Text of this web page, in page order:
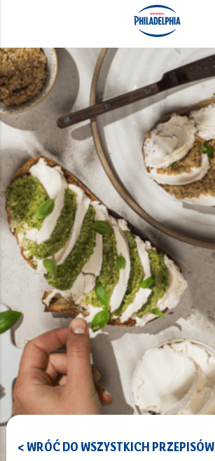
< WRÓĆ DO WSZYSTKICH PRZEPISÓW